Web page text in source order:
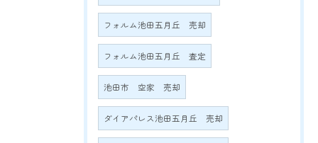
フォルム池田五月丘 売却
フォルム池田五月丘 査定
池田市 空家 売却
ダイアパレス池田五月丘 売却